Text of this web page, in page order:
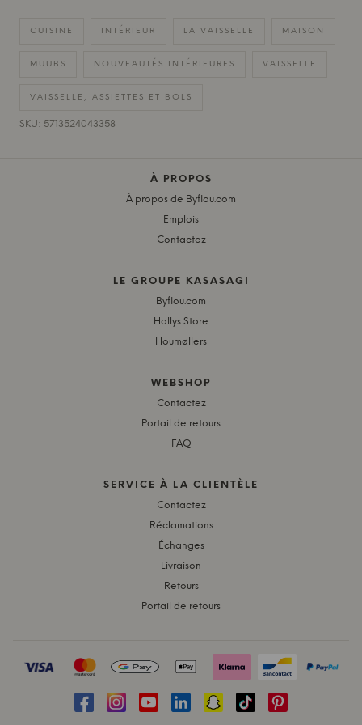
CUISINE INTÉRIEUR LA VAISSELLE MAISON
MUUBS NOUVEAUTÉS INTÉRIEURES VAISSELLE
VAISSELLE, ASSIETTES ET BOLS
SKU: 5713524043358
À PROPOS
À propos de Byflou.com
Emplois
Contactez
LE GROUPE KASASAGI
Byflou.com
Hollys Store
Houmøllers
WEBSHOP
Contactez
Portail de retours
FAQ
SERVICE À LA CLIENTÈLE
Contactez
Réclamations
Échanges
Livraison
Retours
Portail de retours